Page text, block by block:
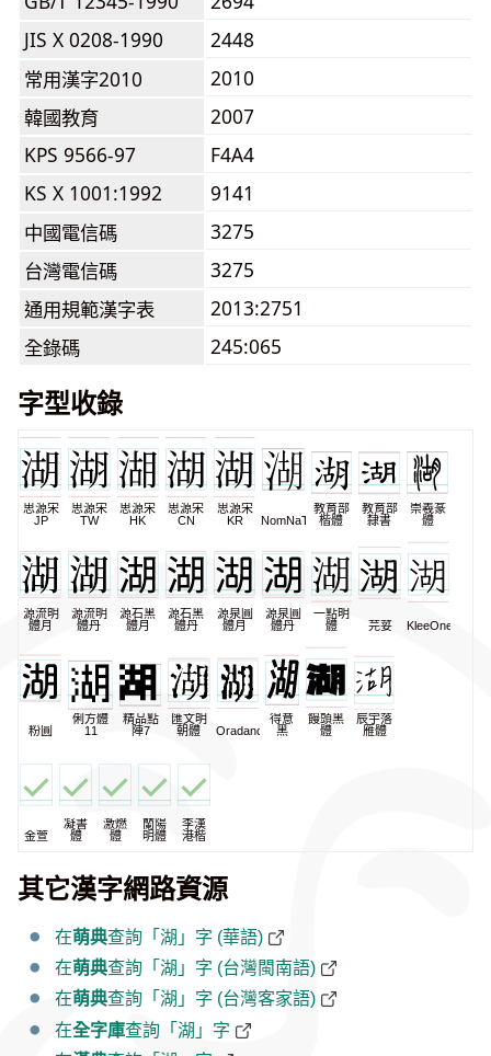
JIS X 0208-1990
2448
常用漢字2010
2010
韓國教育
2007
KPS 9566-97
F4A4
KS X 1001:1992
9141
中國電信碼
3275
台灣電信碼
3275
通用規範漢字表
2013:2751
全錄碼
245:065
字型收錄
思源宋
JP
思源宋
TW
思源宋
HK
思源宋
CN
思源宋
KR
NomNaTong
教育部
楷體
教育部
隸書
崇羲篆
體
源流明
體月
源流明
體丹
源石黑
體月
源石黑
體丹
源泉圓
體月
源泉圓
體丹
一點明
體
芫荽 KleeOne
粉圓
俐方體
11
精品點
陣7
匯文明
朝體
Oradano
得意
黑
饅頭黑
體
辰宇落
雁體
金萱
凝書
體
激燃
體
蘭陽
明體
李漢
港楷
其它漢字網路資源
在萌典查詢「湖」字 (華語)
在萌典查詢「湖」字 (台灣閩南語)
在萌典查詢「湖」字 (台灣客家語)
在全字庫查詢「湖」字